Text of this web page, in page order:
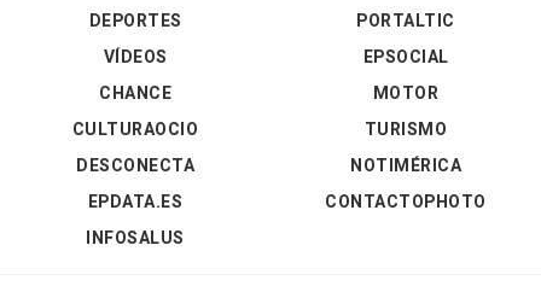
DEPORTES
VÍDEOS
PORTALTIC
EPSOCIAL
CHANCE
CULTURAOCIO
DESCONECTA
EPDATA.ES
INFOSALUS
MOTOR
TURISMO
NOTIMÉRICA
CONTACTOPHOTO